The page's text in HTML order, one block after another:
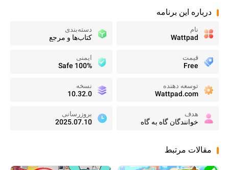
درباره این برنامه
نام
Wattpad
دسته‌بندی
کتاب‌ها و مرجع
قیمت
Free
ایمنی
100% Safe
توسعه دهنده
Wattpad.com
نسخه
10.32.0
هدف
خوانندگان گاه به گاه
بروزرسانی
2025.07.10
مقالات مرتبط